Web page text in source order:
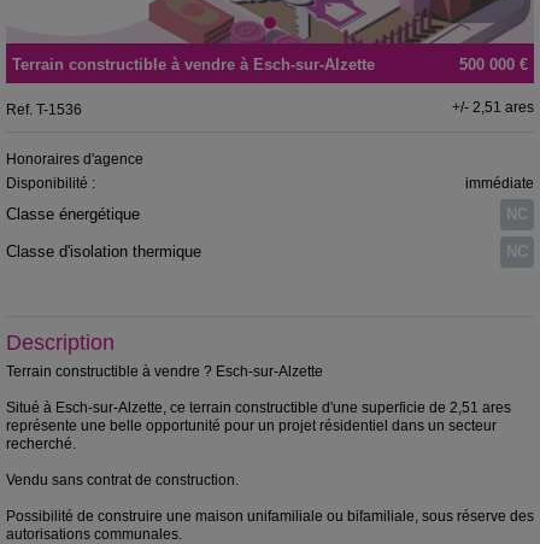
500 000 €
Terrain constructible à vendre à Esch-sur-Alzette
Ref. T-1536 +/- 2,51 ares
Honoraires d'agence
Disponibilité :
immédiate
Classe énergétique NC
Classe d'isolation thermique NC
Description
Terrain constructible à vendre ? Esch-sur-Alzette
Situé à Esch-sur-Alzette, ce terrain constructible d'une superficie de 2,51 ares
représente une belle opportunité pour un projet résidentiel dans un secteur
recherché.
Vendu sans contrat de construction.
Possibilité de construire une maison unifamiliale ou bifamiliale, sous réserve des
autorisations communales.